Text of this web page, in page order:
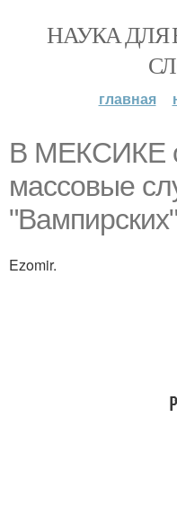
НАУКА
главная
В МЕКСИКЕ
массовые
Ezomir.